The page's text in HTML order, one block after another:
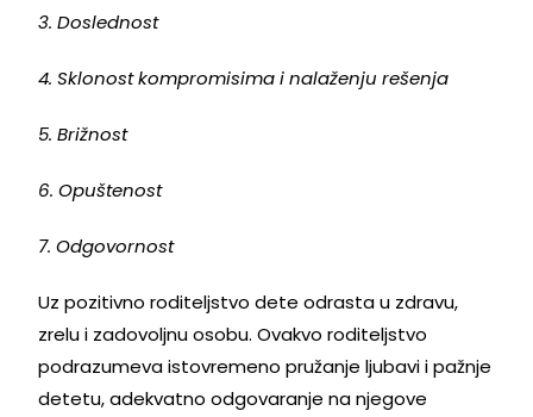
3. Doslednost
4. Sklonost kompromisima i nalaženju rešenja
5. Brižnost
6. Opuštenost
7. Odgovornost
Uz pozitivno roditeljstvo dete odrasta u zdravu,
zrelu i zadovoljnu osobu. Ovakvo roditeljstvo
podrazumeva istovremeno pružanje ljubavi i pažnje
detetu, adekvatno odgovaranje na njegove